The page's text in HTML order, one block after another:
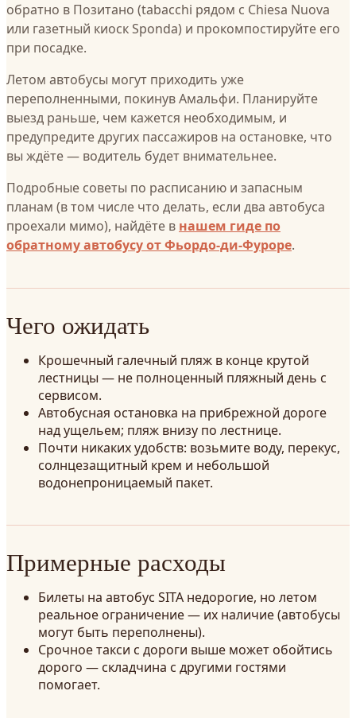
обратно в Позитано (tabacchi рядом с Chiesa Nuova
или газетный киоск Sponda) и прокомпостируйте его
при посадке.
Летом автобусы могут приходить уже
переполненными, покинув Амальфи. Планируйте
выезд раньше, чем кажется необходимым, и
предупредите других пассажиров на остановке, что
вы ждёте — водитель будет внимательнее.
Подробные советы по расписанию и запасным
планам (в том числе что делать, если два автобуса
проехали мимо), найдёте в нашем гиде по
обратному автобусу от Фьордо-ди-Фуроре.
Чего ожидать
Крошечный галечный пляж в конце крутой
лестницы — не полноценный пляжный день с
сервисом.
Автобусная остановка на прибрежной дороге
над ущельем; пляж внизу по лестнице.
Почти никаких удобств: возьмите воду, перекус,
солнцезащитный крем и небольшой
водонепроницаемый пакет.
Примерные расходы
Билеты на автобус SITA недорогие, но летом
реальное ограничение — их наличие (автобусы
могут быть переполнены).
Срочное такси с дороги выше может обойтись
дорого — складчина с другими гостями
помогает.